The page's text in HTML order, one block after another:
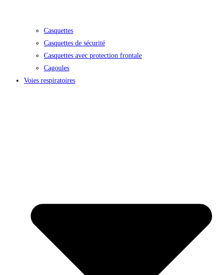
Casquettes
Casquettes de sécurité
Casquettes avec protection frontale
Cagoules
Voies respiratoires